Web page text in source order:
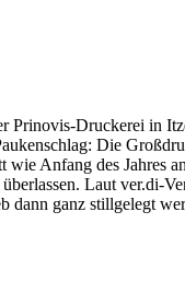
Druckerei in
Die
Anfang des Jahres
Laut ver.di-
dann ganz stillgelegt